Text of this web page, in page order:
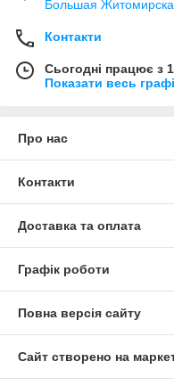
Большая
Контакти
Сьогодні працює з
Показати весь
Про нас
Контакти
Доставка та оплата
Графік роботи
Повна версія сайту
Сайт створено на